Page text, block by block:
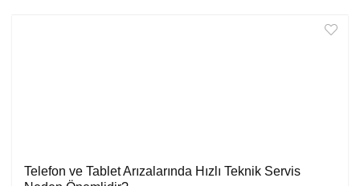
Telefon ve Tablet Arızalarında Hızlı Teknik Servis